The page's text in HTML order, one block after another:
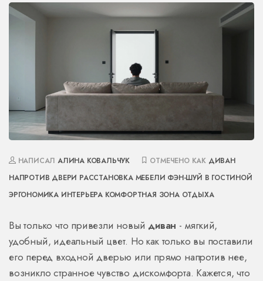
НАПИСАЛАЛИНА КОВАЛЬЧУК ОТМЕЧЕНО КАК ДИВАН
НАПРОТИВ ДВЕРИ РАССТАНОВКА МЕБЕЛИ ФЭН-ШУЙ В ГОСТИНОЙ
ЭРГОНОМИКА ИНТЕРЬЕРА КОМФОРТНАЯ ЗОНА ОТДЫХА
Вы только что привезли новый диван - мягкий,
удобный, идеальный цвет. Но как только вы поставили
его перед входной дверью или прямо напротив нее,
возникло странное чувство дискомфорта. Кажется, что